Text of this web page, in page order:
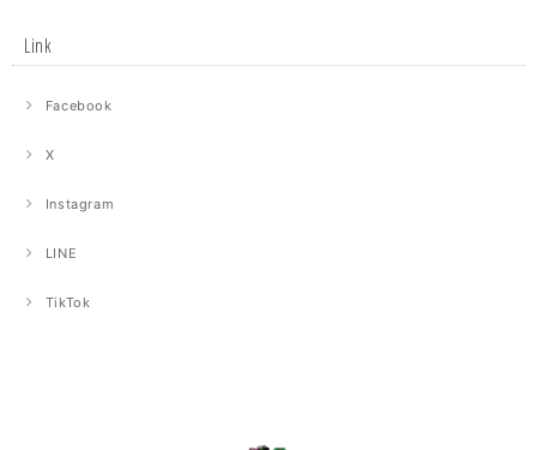
Link
Facebook
X
Instagram
LINE
TikTok